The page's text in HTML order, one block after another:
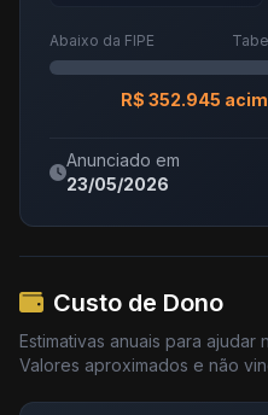
Abaixo da FIPE
R$ 352.945
Anunciado em
23/05/2026
Custo de Dono
Estimativas anuais para ajudar
Valores aproximados e não